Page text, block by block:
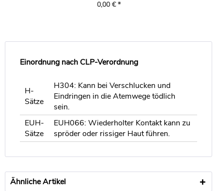
0,00 € *
Einordnung nach CLP-Verordnung
H-
Sätze
H304: Kann bei Verschlucken und
Eindringen in die Atemwege tödlich
sein.
EUH-
Sätze
EUH066: Wiederholter Kontakt kann zu
spröder oder rissiger Haut führen.
Ähnliche Artikel